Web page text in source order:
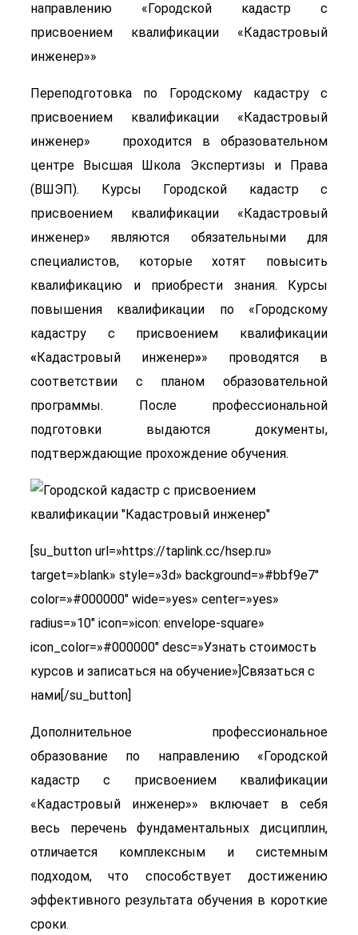
направлению «Городской кадастр с
присвоением квалификации «Кадастровый
инженер»»
Переподготовка по Городскому кадастру с
присвоением квалификации «Кадастровый
инженер» проходится в образовательном
центре Высшая Школа Экспертизы и Права
(ВШЭП). Курсы Городской кадастр с
присвоением квалификации «Кадастровый
инженер» являются обязательными для
специалистов, которые хотят повысить
квалификацию и приобрести знания. Курсы
повышения квалификации по «Городскому
кадастру с присвоением квалификации
«Кадастровый инженер»» проводятся в
соответствии с планом образовательной
программы. После профессиональной
подготовки выдаются документы,
подтверждающие прохождение обучения.
[su_button url=»https://taplink.cc/hsep.ru»
target=»blank» style=»3d» background=»#bbf9e7″
color=»#000000″ wide=»yes» center=»yes»
radius=»10″ icon=»icon: envelope-square»
icon_color=»#000000″ desc=»Узнать стоимость
курсов и записаться на обучение»]Связаться с
нами[/su_button]
Дополнительное профессиональное
образование по направлению «Городской
кадастр с присвоением квалификации
«Кадастровый инженер»» включает в себя
весь перечень фундаментальных дисциплин,
отличается комплексным и системным
подходом, что способствует достижению
эффективного результата обучения в короткие
сроки.